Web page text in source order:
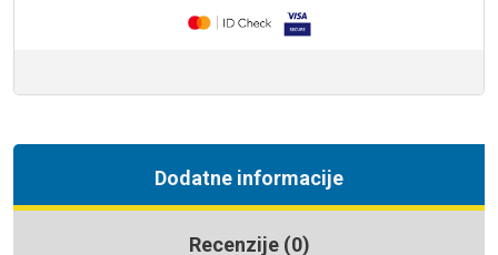
Dodatne informacije
Recenzije (0)